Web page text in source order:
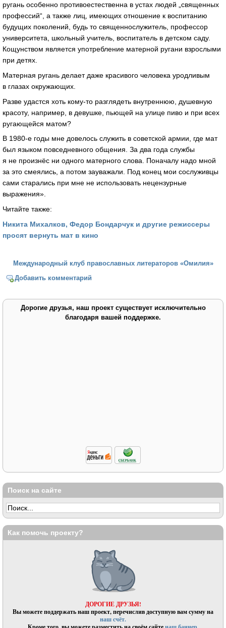
ругань особенно противоестественна в устах людей „священных
профессий“, а также лиц, имеющих отношение к воспитанию
будущих поколений, будь то священнослужитель, профессор
университета, школьный учитель, воспитатель в детском саду.
Кощунством является употребление матерной ругани взрослыми
при детях.
Матерная ругань делает даже красивого человека уродливым
в глазах окружающих.
Разве удастся хоть кому-то разглядеть внутреннюю, душевную
красоту, например, в девушке, пьющей на улице пиво и при всех
ругающейся матом?
В 1980-е годы мне довелось служить в советской армии, где мат
был языком повседневного общения. За два года службы
я не произнёс ни одного матерного слова. Поначалу надо мной
за это смеялись, а потом зауважали. Под конец мои сослуживцы
сами старались при мне не использовать нецензурные
выражения».
Читайте также:
Никита Михалков, Федор Бондарчук и другие режиссеры
просят вернуть мат в кино
Международный клуб православных литераторов «Омилия»
Добавить комментарий
Дорогие друзья, наш проект существует исключительно
благодаря вашей поддержке.
Поиск на сайте
Как помочь проекту?
ДОРОГИЕ ДРУЗЬЯ!
Вы можете поддержать наш проект, перечислив доступную вам сумму на
наш счёт.